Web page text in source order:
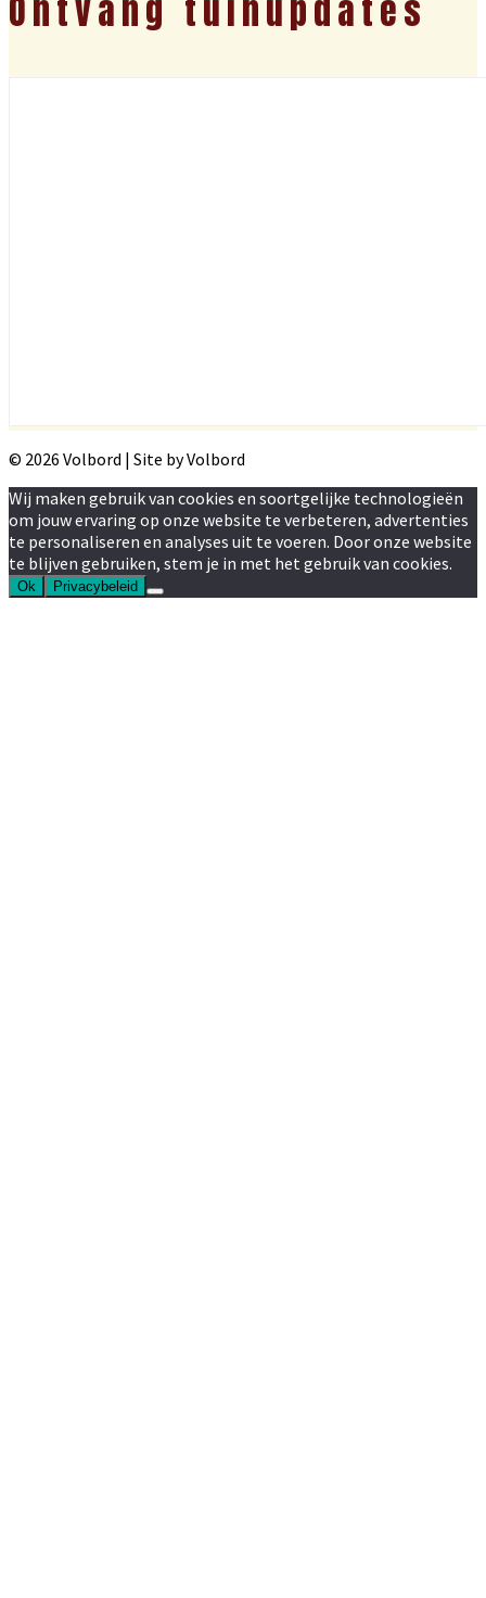
Ontvang tuinupdates
© 2026 Volbord | Site by Volbord
Wij maken gebruik van cookies en soortgelijke technologieën
om jouw ervaring op onze website te verbeteren, advertenties
te personaliseren en analyses uit te voeren. Door onze website
te blijven gebruiken, stem je in met het gebruik van cookies.
Ok Privacybeleid